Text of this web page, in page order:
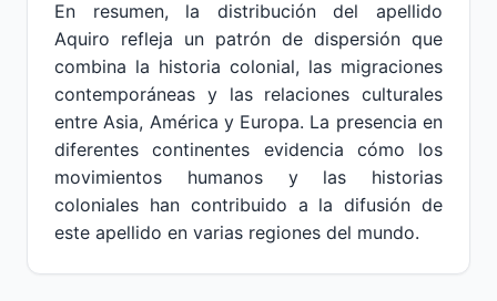
En resumen, la distribución del apellido
Aquiro refleja un patrón de dispersión que
combina la historia colonial, las migraciones
contemporáneas y las relaciones culturales
entre Asia, América y Europa. La presencia en
diferentes continentes evidencia cómo los
movimientos humanos y las historias
coloniales han contribuido a la difusión de
este apellido en varias regiones del mundo.